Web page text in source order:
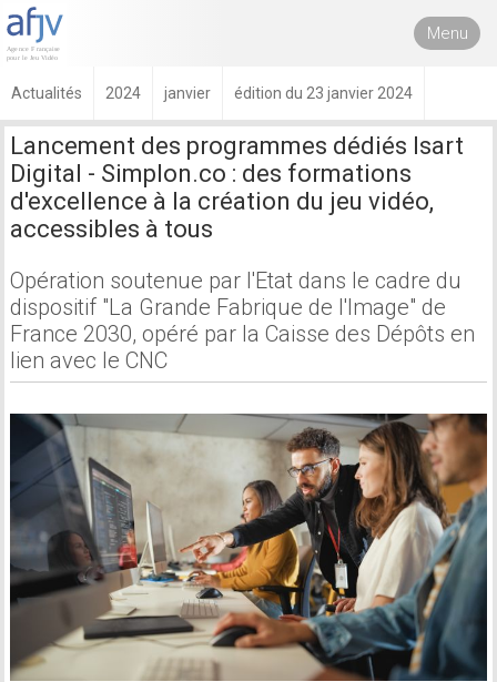
Menu
Actualités 2024 janvier édition du 23 janvier 2024
Lancement des programmes dédiés Isart
Digital - Simplon.co : des formations
d'excellence à la création du jeu vidéo,
accessibles à tous
Opération soutenue par l'Etat dans le cadre du
dispositif "La Grande Fabrique de l'Image" de
France 2030, opéré par la Caisse des Dépôts en
lien avec le CNC